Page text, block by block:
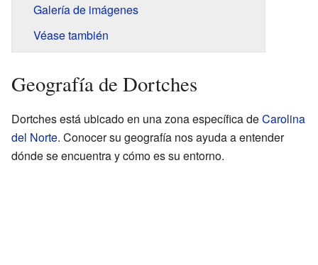
Galería de imágenes
Véase también
Geografía de Dortches
Dortches está ubicado en una zona específica deCarolina
del Norte. Conocer su geografía nos ayuda a entender
dónde se encuentra y cómo es su entorno.